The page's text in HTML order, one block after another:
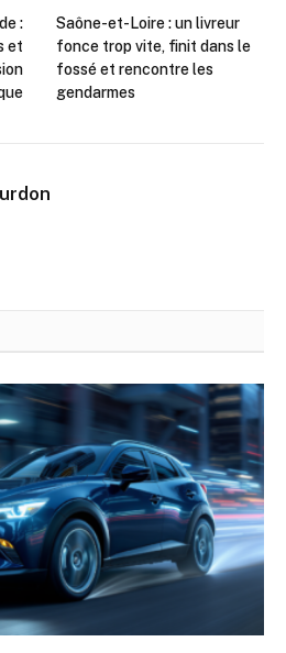
:
et
Saône-et-Loire : un livreur
fonce trop vite, finit dans le
fossé et rencontre les
gendarmes